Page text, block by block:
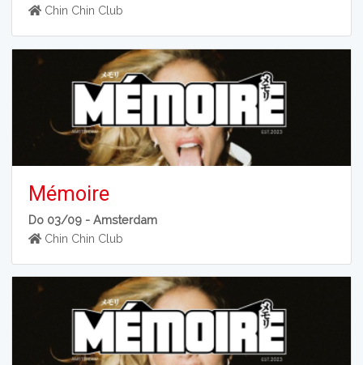
Chin Chin Club
Mémoire
Do 03/09 -Amsterdam
Chin Chin Club